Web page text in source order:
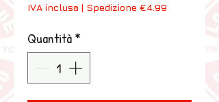
IVA inclusa | Spedizione €4.99
Quantità*